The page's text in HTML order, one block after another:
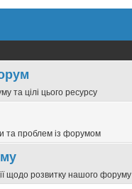
та цілі цього ресурсу
та проблем із форумом
щодо розвитку нашого форуму